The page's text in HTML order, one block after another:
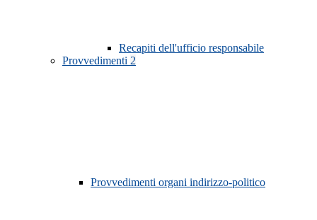
Recapiti dell'ufficio responsabile
Provvedimenti 2
Provvedimenti organi indirizzo-politico